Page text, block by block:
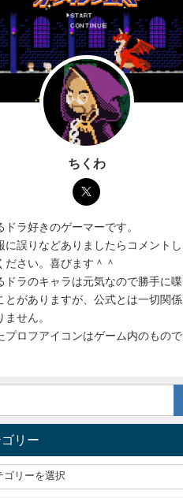
ちくわ
ドラ好きのゲーマーです。
に誤りなどありましたらコメントし
ださい。喜びます＾＾
ドラのキャラは元気なので勝手に喋
とがありますが、公式とは一切関係
ません。
プロフアイコンはゲーム内のもので
リー